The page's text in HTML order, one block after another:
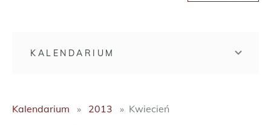
KALENDARIUM
Kalendarium 2013 Kwiecień